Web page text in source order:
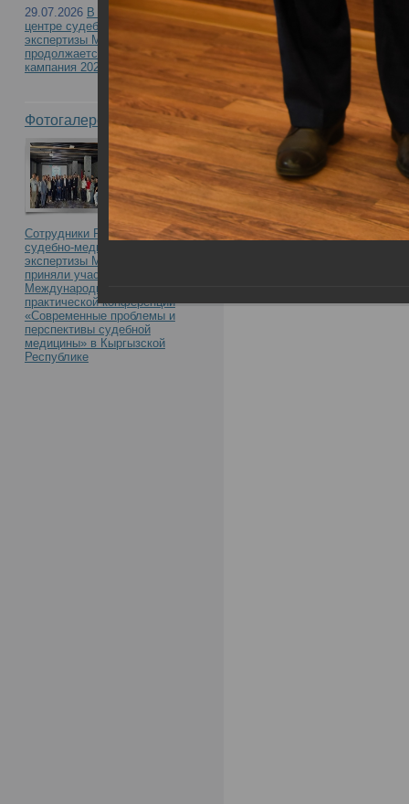
29.07.2026 В Российском
центре судебно-медицинской
экспертизы Минздрава России
продолжается приемная
кампания 2026
Фотогалерея
Сотрудники Российского центра
судебно-медицинской
экспертизы Минздрава России
приняли участие в
Международной научно-
практической конференции
«Современные проблемы и
перспективы судебной
медицины» в Кыргызской
Республике